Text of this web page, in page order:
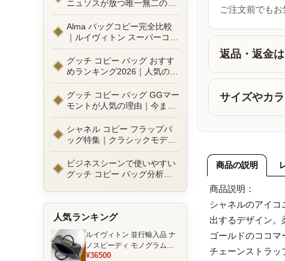
ニュソスが放つ唯一無二の魅
力とは？新作ラインナップ徹
底ガイドとリアルコーデ例
Alma バッグコピー完全比較
｜ルイヴィトン スーパーコピ
ーで叶えるエレガントな日常
グッチ コピー バッグ おすす
めランキング2026｜人気の
GGマーモントから定番モデ
ルまで徹底比較！コピーバッ
グ通販の選び方
グッチ コピー バッグ GGマー
モントが人気の理由｜今また
選ばれる定番ラグジュアリー
バッグとは
シャネル コピー フラップバ
ッグ特集｜クラシックモデル
の魅力と永遠に愛される理由
ビジネスシーンで使いやすい
グッチ コピー バッグ分析｜
人気ランキング
ルイヴィトン 並行輸入品 ナ
ノスピーディ モノグラムエ
クリプス ブラック チェーン
¥36500
ご注文前でもお
返品・返金
サイズやカ
商品の説明
商品説明：
シャネルのアイ
出するデザイン。
ゴールドのココマ
チェーンストラッ